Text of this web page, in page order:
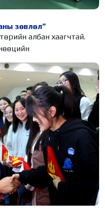
зөвлөл”
албан хаагчтай.